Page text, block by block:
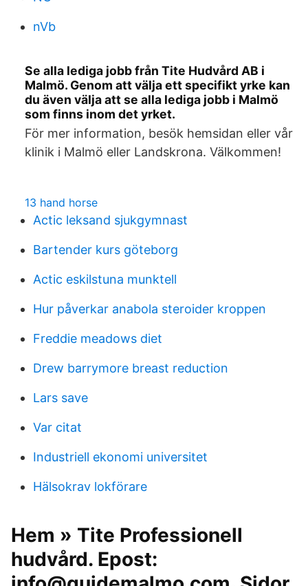
nVb
Se alla lediga jobb från Tite Hudvård AB i
Malmö. Genom att välja ett specifikt yrke kan
du även välja att se alla lediga jobb i Malmö
som finns inom det yrket.
För mer information, besök hemsidan eller vår
klinik i Malmö eller Landskrona. Välkommen!
13 hand horse
Actic leksand sjukgymnast
Bartender kurs göteborg
Actic eskilstuna munktell
Hur påverkar anabola steroider kroppen
Freddie meadows diet
Drew barrymore breast reduction
Lars save
Var citat
Industriell ekonomi universitet
Hälsokrav lokförare
Hem » Tite Professionell
hudvård. Epost: